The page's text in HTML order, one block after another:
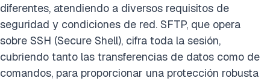
diferentes, atendiendo a diversos requisitos de
seguridad y condiciones de red. SFTP, que opera
sobre SSH (Secure Shell), cifra toda la sesión,
cubriendo tanto las transferencias de datos como de
comandos, para proporcionar una protección robusta